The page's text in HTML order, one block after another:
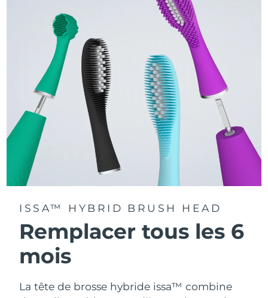
La technologie Sonic Pulse délivre 11 000 pulsations par
minute.
Accédez à des modes de brossage personnalisés via
l'application FOREO For You.
ISSA™ HYBRID BRUSH HEAD
Remplacer tous les 6
mois
La tête de brosse hybride issa™ combine